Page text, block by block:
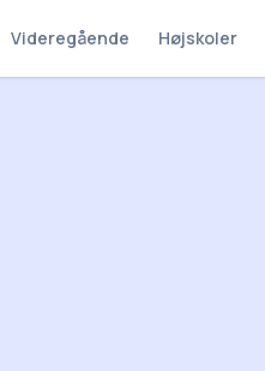
Videregående Højskoler